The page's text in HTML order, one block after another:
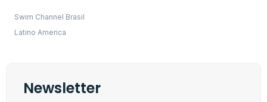
Swim Channel Brasil
Latino America
Newsletter